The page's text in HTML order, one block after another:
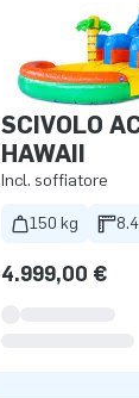
SCIVOLO
HAWAII
Incl. soffiatore
150 kg
4.999,00 €